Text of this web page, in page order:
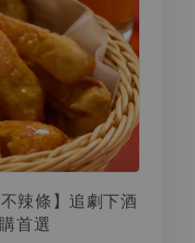
辣條】追劇下酒
首選